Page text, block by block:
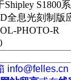
Shipley S1800
全息光刻制版
PHOTO-R